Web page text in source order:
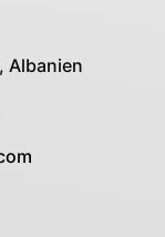
Albanien